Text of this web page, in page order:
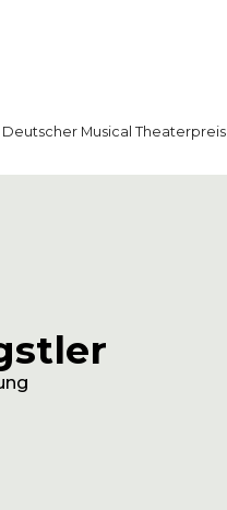
Deutscher Musical Theaterpreis